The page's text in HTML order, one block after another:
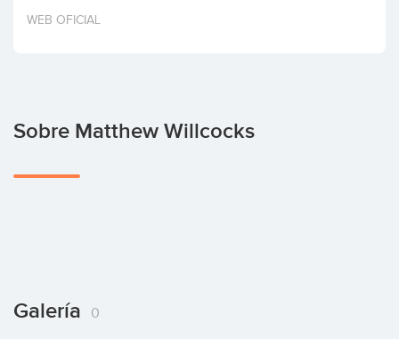
Invertir
WEB OFICIAL
Sobre Matthew Willcocks
Galería 0